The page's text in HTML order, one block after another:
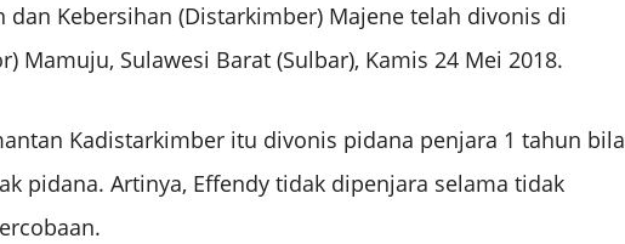
dan Kebersihan (Distarkimber) Majene telah divonis di
Mamuju, Sulawesi Barat (Sulbar), Kamis 24 Mei 2018.
Kadistarkimber itu divonis pidana penjara 1 tahun bila
pidana. Artinya, Effendy tidak dipenjara selama tidak